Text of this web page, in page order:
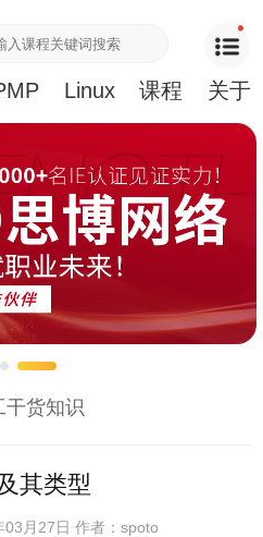
Linux 课程 关于
干货知识
其类型
03月27日作者：spoto